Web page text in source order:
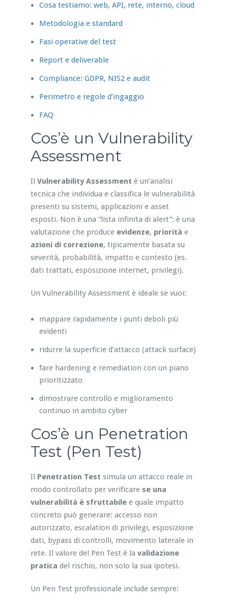
Cosa testiamo: web, API, rete, interno, cloud
Metodologia e standard
Fasi operative del test
Report e deliverable
Compliance: GDPR, NIS2 e audit
Perimetro e regole d’ingaggio
FAQ
Cos’è un Vulnerability
Assessment
Il Vulnerability Assessment è un’analisi
tecnica che individua e classifica le vulnerabilità
presenti su sistemi, applicazioni e asset
esposti. Non è una “lista infinita di alert”: è una
valutazione che produce evidenze, priorità e
azioni di correzione, tipicamente basata su
severità, probabilità, impatto e contesto (es.
dati trattati, esposizione internet, privilegi).
Un Vulnerability Assessment è ideale se vuoi:
mappare rapidamente i punti deboli più
evidenti
ridurre la superficie d’attacco (attack surface)
fare hardening e remediation con un piano
prioritizzato
dimostrare controllo e miglioramento
continuo in ambito cyber
Cos’è un Penetration
Test (Pen Test)
Il Penetration Test simula un attacco reale in
modo controllato per verificare se una
vulnerabilità è sfruttabilee quale impatto
concreto può generare: accesso non
autorizzato, escalation di privilegi, esposizione
dati, bypass di controlli, movimento laterale in
rete. Il valore del Pen Test è la validazione
pratica del rischio, non solo la sua ipotesi.
Un Pen Test professionale include sempre: